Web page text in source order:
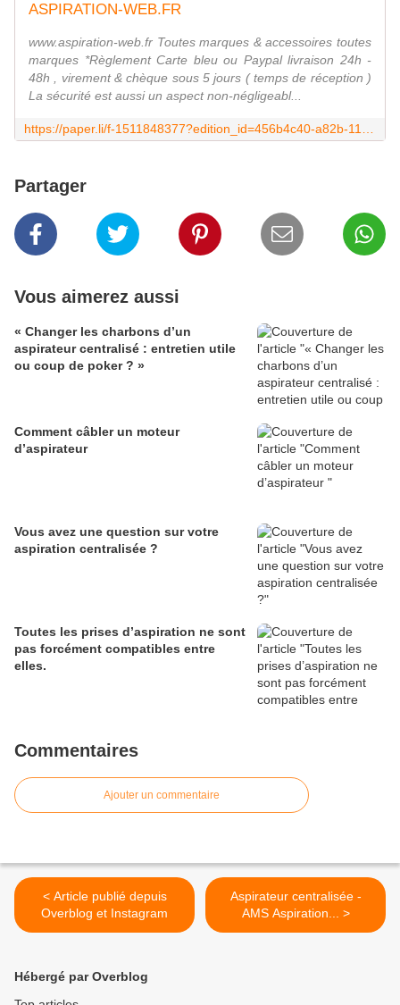
ASPIRATION-WEB.FR
www.aspiration-web.fr Toutes marques & accessoires toutes
marques *Règlement Carte bleu ou Paypal livraison 24h -
48h , virement & chèque sous 5 jours ( temps de réception )
La sécurité est aussi un aspect non-négligeabl...
Partager
Vous aimerez aussi
« Changer les charbons d’un
aspirateur centralisé : entretien utile
ou coup de poker ? »
Comment câbler un moteur
d’aspirateur
Vous avez une question sur votre
aspiration centralisée ?
Toutes les prises d’aspiration ne sont
pas forcément compatibles entre
elles.
Commentaires
Ajouter un commentaire
< Article publié depuis
Overblog et Instagram
Aspirateur centralisée -
AMS Aspiration... >
Hébergé par Overblog